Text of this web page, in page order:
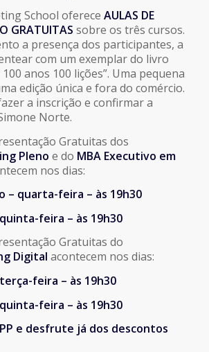
School oferece AULAS DE
GRATUITAS sobre os três cursos.
a presença dos participantes, a
com um exemplar do livro
anos 100 lições”. Uma pequena
edição única e fora do comércio.
a inscrição e confirmar a
Norte.
Gratuitas dos
Pleno e do MBA Executivo em
nos dias:
– quarta-feira – às 19h30
feira – às 19h30
Gratuitas do
Digital acontecem nos dias:
feira – às 19h30
feira – às 19h30
e desfrute já dos descontos